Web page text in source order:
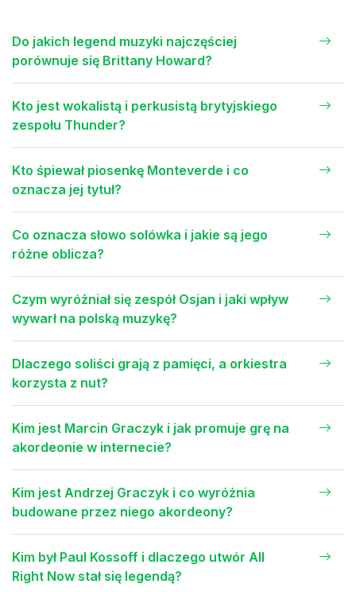
Do jakich legend muzyki najczęściej
porównuje się Brittany Howard?
Kto jest wokalistą i perkusistą brytyjskiego
zespołu Thunder?
Kto śpiewał piosenkę Monteverde i co
oznacza jej tytuł?
Co oznacza słowo solówka i jakie są jego
różne oblicza?
Czym wyróżniał się zespół Osjan i jaki wpływ
wywarł na polską muzykę?
Dlaczego soliści grają z pamięci, a orkiestra
korzysta z nut?
Kim jest Marcin Graczyk i jak promuje grę na
akordeonie w internecie?
Kim jest Andrzej Graczyk i co wyróżnia
budowane przez niego akordeony?
Kim był Paul Kossoff i dlaczego utwór All
Right Now stał się legendą?